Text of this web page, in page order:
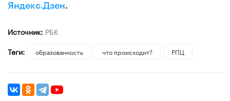
Яндекс.Дзен.
Источник: РБК
Теги:
образованность что происходит? РПЦ